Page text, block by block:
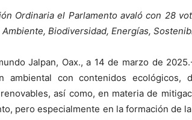
Ordinaria el Parlamento avaló con 28
Biodiversidad, Energías,
Jalpan, Oax., a 14 de marzo de
ambiental con contenidos
así como, en materia de
pero especialmente en la formación de